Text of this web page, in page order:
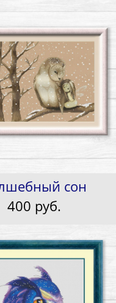
сон
400 pуб.